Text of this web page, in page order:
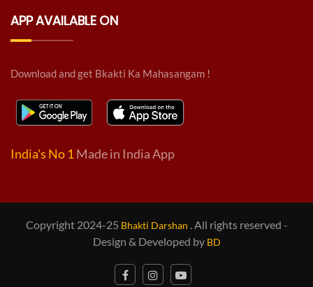
APP AVAILABLE ON
Download and get Bkakti Ka Mahasangam !
India's No 1 Made in India App
Copyright 2024-25 Bhakti Darshan . All rights reserved -
Design & Developed by BD